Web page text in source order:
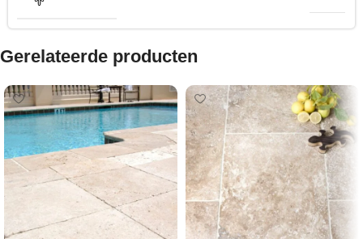
Gerelateerde producten